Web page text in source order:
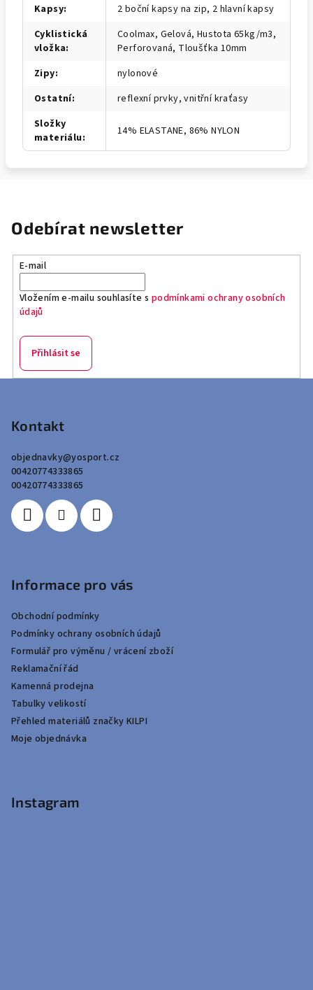
Kapsy:
2 boční kapsy na zip, 2 hlavní kapsy
Cyklistická
vložka:
Coolmax, Gelová, Hustota 65kg/m3,
Perforovaná, Tloušťka 10mm
Zipy:
nylonové
Ostatní:
reflexní prvky, vnitřní kraťasy
Složky
materiálu: 14% ELASTANE, 86% NYLON
Odebírat newsletter
E-mail
Vložením e-mailu souhlasíte s podmínkami ochrany osobních
údajů
Přihlásit se
Kontakt
objednavky@yosport.cz
00420774333865
00420774333865
Informace pro vás
Obchodní podmínky
Podmínky ochrany osobních údajů
Formulář pro výměnu / vrácení zboží
Reklamační řád
Kamenná prodejna
Tabulky velikostí
Přehled materiálů značky KILPI
Moje objednávka
Instagram